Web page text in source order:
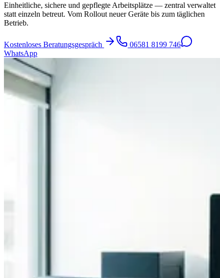
Einheitliche, sichere und gepflegte Arbeitsplätze — zentral verwaltet
statt einzeln betreut. Vom Rollout neuer Geräte bis zum täglichen
Betrieb.
Kostenloses Beratungsgespräch
06581 8199 746
WhatsApp